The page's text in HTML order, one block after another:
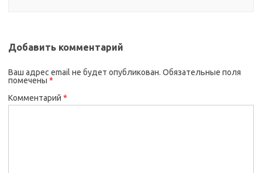
Добавить комментарий
Ваш адрес email не будет опубликован. Обязательные поля
помечены *
Комментарий *